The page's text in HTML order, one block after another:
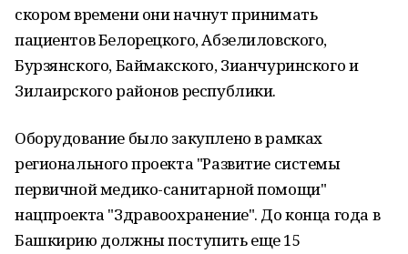
скором времени они начнут принимать
пациентов Белорецкого, Абзелиловского,
Бурзянского, Баймакского, Зианчуринского и
Зилаирского районов республики.
Оборудование было закуплено в рамках
регионального проекта "Развитие системы
первичной медико-санитарной помощи"
нацпроекта "Здравоохранение". До конца года в
Башкирию должны поступить еще 15